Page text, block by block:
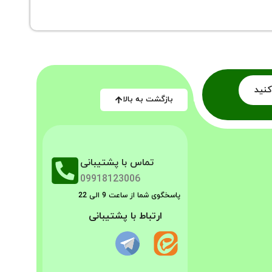
بازگشت به بالا
تماس با پشتیبانی
09918123006
پاسخگوی شما از ساعت 9 الی 22
ارتباط با پشتیبانی